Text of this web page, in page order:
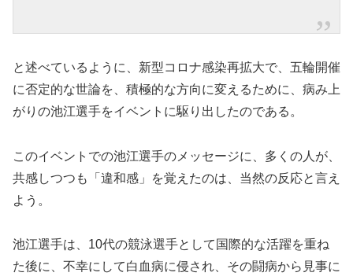
と述べているように、新型コロナ感染再拡大で、五輪開催
に否定的な世論を、積極的な方向に変えるために、病み上
がりの池江選手をイベントに駆り出したのである。
このイベントでの池江選手のメッセージに、多くの人が、
共感しつつも「違和感」を覚えたのは、当然の反応と言え
よう。
池江選手は、10代の競泳選手として国際的な活躍を重ね
た後に、不幸にして白血病に侵され、その闘病から見事に